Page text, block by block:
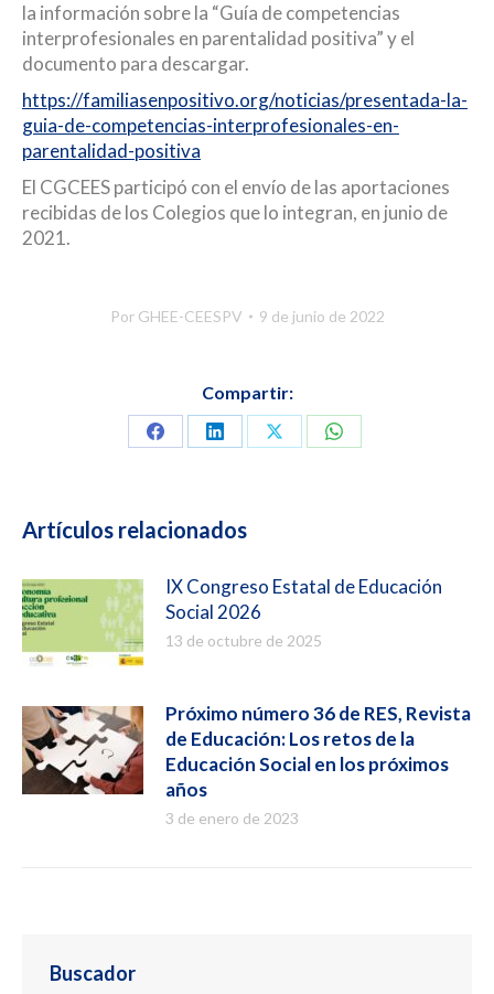
la información sobre la “Guía de competencias
interprofesionales en parentalidad positiva” y el
documento para descargar.
https://familiasenpositivo.org/noticias/presentada-la-
guia-de-competencias-interprofesionales-en-
parentalidad-positiva
El CGCEES participó con el envío de las aportaciones
recibidas de los Colegios que lo integran, en junio de
2021.
Por GHEE-CEESPV 9 de junio de 2022
Compartir:
CompartirCompartirCompartirCompartir
Artículos relacionados
IX Congreso Estatal de Educación
Social 2026
13 de octubre de 2025
Próximo número 36 de RES, Revista
de Educación: Los retos de la
Educación Social en los próximos
años
3 de enero de 2023
Buscador